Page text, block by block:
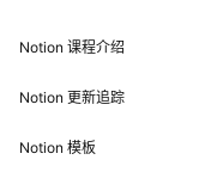
Notion 课程介绍
Notion 更新追踪
Notion 模板